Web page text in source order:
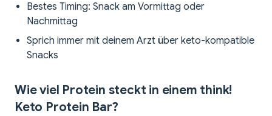
Bestes Timing: Snack am Vormittag oder
Nachmittag
Sprich immer mit deinem Arzt über keto-kompatible
Snacks
Wie viel Protein steckt in einem think!
Keto Protein Bar?